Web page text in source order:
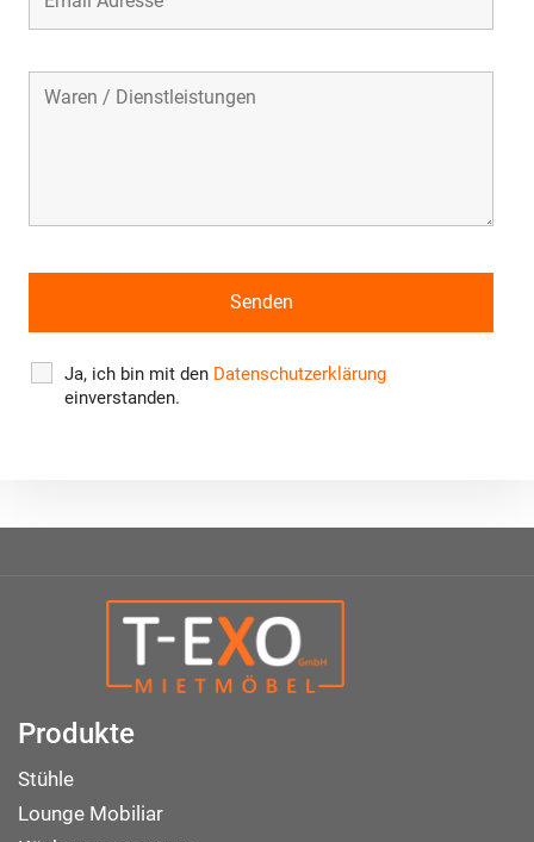
Ja, ich bin mit den Datenschutzerklärung
einverstanden.
Produkte
Stühle
Lounge Mobiliar